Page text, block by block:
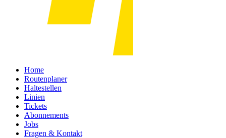
Home
Routenplaner
Haltestellen
Linien
Tickets
Abonnements
Jobs
Fragen & Kontakt